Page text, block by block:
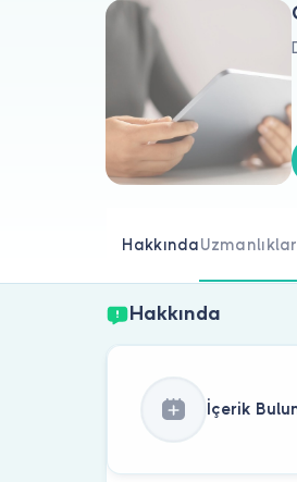
HakkındaUzmanlıklar
Hakkında
İçerik